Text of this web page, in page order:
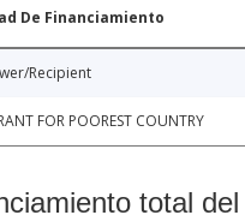
De Financiamiento
Recipient
FOR POOREST COUNTRY
total